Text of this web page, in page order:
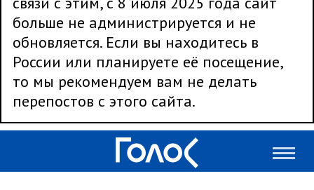
больше не администрируется и не
обновляется. Если вы находитесь в
России или планируете её посещение,
то мы рекомендуем вам не делать
перепостов с этого сайта.